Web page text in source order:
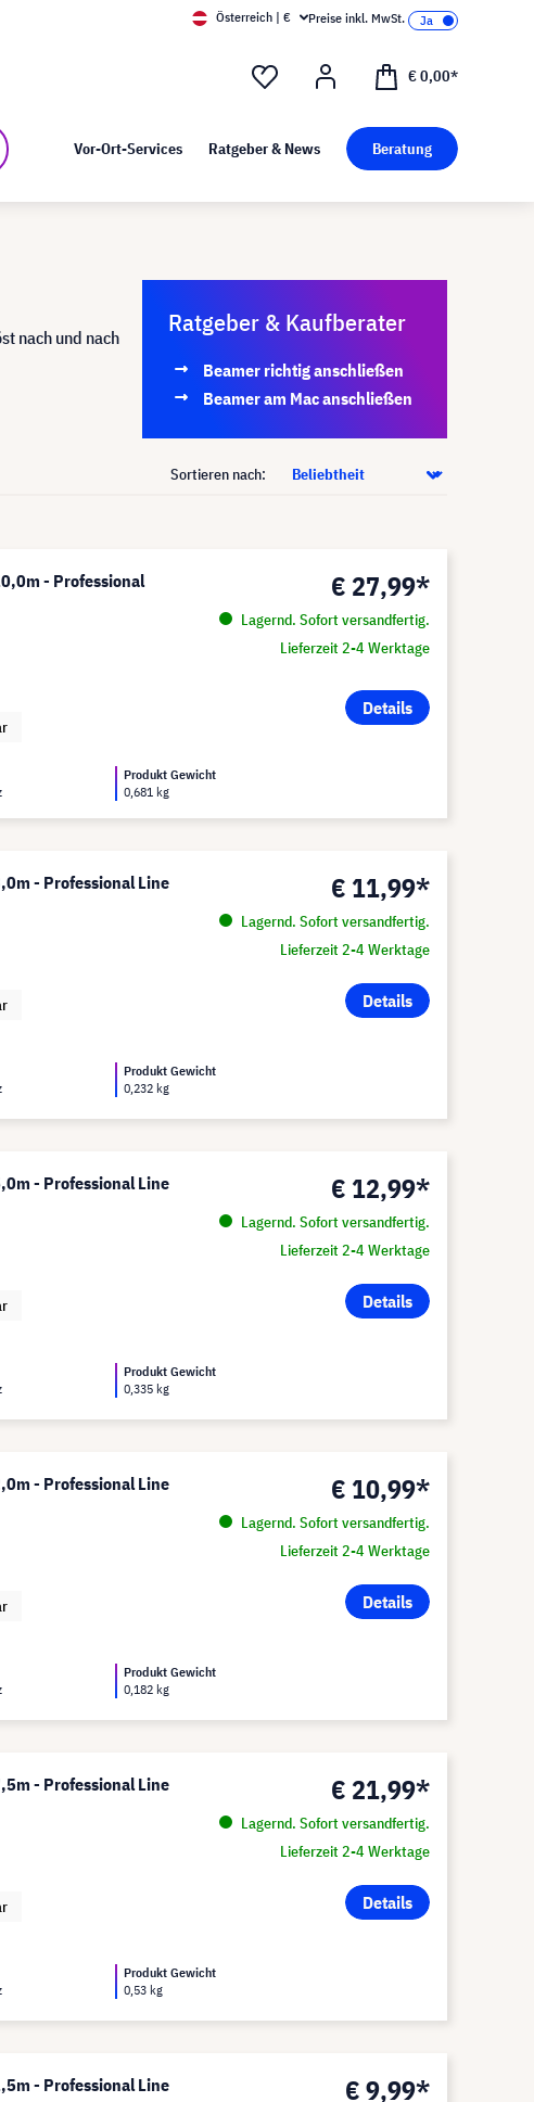
Kunst bei visunext
Österreich | € Preise inkl. MwSt.
€ 0,00*
Vor-Ort-Services Ratgeber & News Beratung
nach und nach
Ratgeber & Kaufberater
Beamer richtig anschließen
Beamer am Mac anschließen
Sortieren nach:
- Professional
€ 27,99*
Lagernd. Sofort versandfertig.
Lieferzeit 2-4 Werktage
Details
Produkt Gewicht
0,681 kg
- Professional Line € 11,99*
Lagernd. Sofort versandfertig.
Lieferzeit 2-4 Werktage
Details
Produkt Gewicht
0,232 kg
- Professional Line € 12,99*
Lagernd. Sofort versandfertig.
Lieferzeit 2-4 Werktage
Details
Produkt Gewicht
0,335 kg
- Professional Line € 10,99*
Lagernd. Sofort versandfertig.
Lieferzeit 2-4 Werktage
Details
Produkt Gewicht
0,182 kg
- Professional Line € 21,99*
Lagernd. Sofort versandfertig.
Lieferzeit 2-4 Werktage
Details
Produkt Gewicht
0,53 kg
- Professional Line € 9,99*